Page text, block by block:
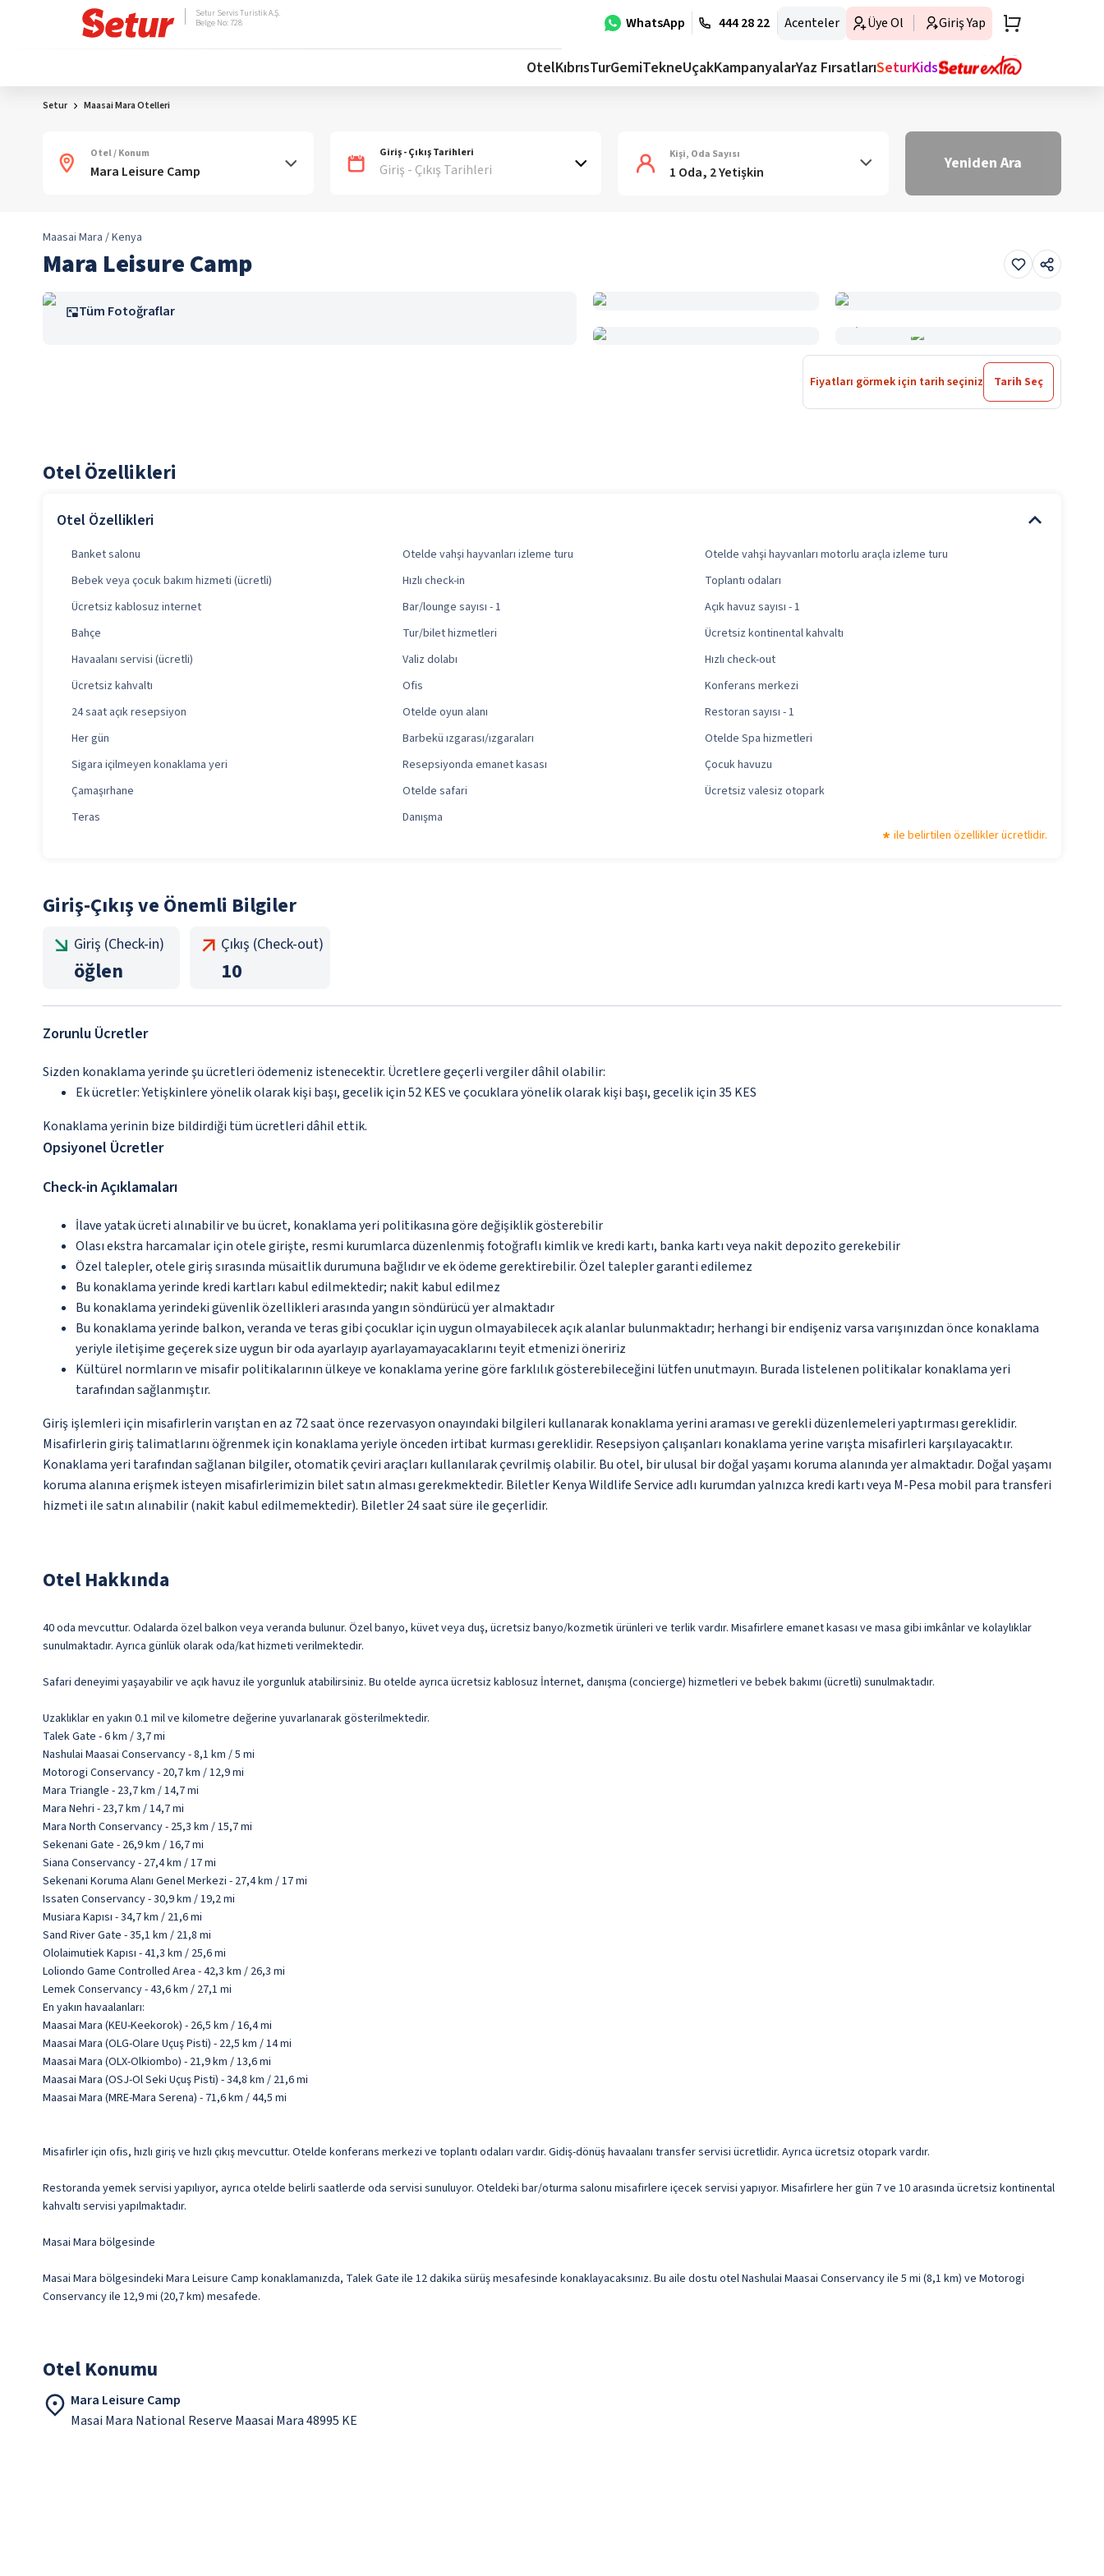
WhatsApp 444 28 22 Acenteler Üye Ol Giriş Yap
Setur Servis Turistik A.Ş.
Belge No: 728
OtelKıbrısTurGemiTekneUçakKampanyalarYaz FırsatlarıSeturKids
Setur Maasai Mara Otelleri
Otel / Konum Giriş - Çıkış Tarihleri
Giriş - Çıkış Tarihleri
Kişi, Oda Sayısı
1 Oda, 2 Yetişkin Yeniden Ara
Maasai Mara / Kenya
Mara Leisure Camp
Tüm Fotoğraflar
Fiyatları görmek için tarih seçiniz Tarih Seç
Otel Özellikleri
Otel Özellikleri
Banket salonu Otelde vahşi hayvanları izleme turu
Otelde vahşi hayvanları motorlu araçla izleme turu
Bebek veya çocuk bakım hizmeti (ücretli)
Hızlı check-in
Toplantı odaları
Ücretsiz kablosuz internet
Bar/lounge sayısı - 1
Açık havuz sayısı - 1
Bahçe
Tur/bilet hizmetleri
Ücretsiz kontinental kahvaltı
Havaalanı servisi (ücretli)
Valiz dolabı
Hızlı check-out
Ücretsiz kahvaltı
Ofis
Konferans merkezi
24 saat açık resepsiyon
Otelde oyun alanı
Restoran sayısı - 1
Her gün
Barbekü ızgarası/ızgaraları
Otelde Spa hizmetleri
Sigara içilmeyen konaklama yeri
Resepsiyonda emanet kasası
Çocuk havuzu
Çamaşırhane
Otelde safari
Ücretsiz valesiz otopark
Teras
Danışma
ile belirtilen özellikler ücretlidir.
Giriş-Çıkış ve Önemli Bilgiler
Giriş (Check-in)
öğlen
Çıkış (Check-out)
10
Zorunlu Ücretler
Sizden konaklama yerinde şu ücretleri ödemeniz istenecektir. Ücretlere geçerli vergiler dâhil olabilir:
Ek ücretler: Yetişkinlere yönelik olarak kişi başı, gecelik için 52 KES ve çocuklara yönelik olarak kişi başı, gecelik için 35 KES
Konaklama yerinin bize bildirdiği tüm ücretleri dâhil ettik.
Opsiyonel Ücretler
Check-in Açıklamaları
İlave yatak ücreti alınabilir ve bu ücret, konaklama yeri politikasına göre değişiklik gösterebilir
Olası ekstra harcamalar için otele girişte, resmi kurumlarca düzenlenmiş fotoğraflı kimlik ve kredi kartı, banka kartı veya nakit depozito gerekebilir
Özel talepler, otele giriş sırasında müsaitlik durumuna bağlıdır ve ek ödeme gerektirebilir. Özel talepler garanti edilemez
Bu konaklama yerinde kredi kartları kabul edilmektedir; nakit kabul edilmez
Bu konaklama yerindeki güvenlik özellikleri arasında yangın söndürücü yer almaktadır
Bu konaklama yerinde balkon, veranda ve teras gibi çocuklar için uygun olmayabilecek açık alanlar bulunmaktadır; herhangi bir endişeniz varsa varışınızdan önce konaklama
yeriyle iletişime geçerek size uygun bir oda ayarlayıp ayarlayamayacaklarını teyit etmenizi öneririz
Kültürel normların ve misafir politikalarının ülkeye ve konaklama yerine göre farklılık gösterebileceğini lütfen unutmayın. Burada listelenen politikalar konaklama yeri
tarafından sağlanmıştır.
Giriş işlemleri için misafirlerin varıştan en az 72 saat önce rezervasyon onayındaki bilgileri kullanarak konaklama yerini araması ve gerekli düzenlemeleri yaptırması gereklidir.
Misafirlerin giriş talimatlarını öğrenmek için konaklama yeriyle önceden irtibat kurması gereklidir. Resepsiyon çalışanları konaklama yerine varışta misafirleri karşılayacaktır.
Konaklama yeri tarafından sağlanan bilgiler, otomatik çeviri araçları kullanılarak çevrilmiş olabilir. Bu otel, bir ulusal bir doğal yaşamı koruma alanında yer almaktadır. Doğal yaşamı
koruma alanına erişmek isteyen misafirlerimizin bilet satın alması gerekmektedir. Biletler Kenya Wildlife Service adlı kurumdan yalnızca kredi kartı veya M-Pesa mobil para transferi
hizmeti ile satın alınabilir (nakit kabul edilmemektedir). Biletler 24 saat süre ile geçerlidir.
Otel Hakkında
40 oda mevcuttur. Odalarda özel balkon veya veranda bulunur. Özel banyo, küvet veya duş, ücretsiz banyo/kozmetik ürünleri ve terlik vardır. Misafirlere emanet kasası ve masa gibi imkânlar ve kolaylıklar
sunulmaktadır. Ayrıca günlük olarak oda/kat hizmeti verilmektedir.
Safari deneyimi yaşayabilir ve açık havuz ile yorgunluk atabilirsiniz. Bu otelde ayrıca ücretsiz kablosuz İnternet, danışma (concierge) hizmetleri ve bebek bakımı (ücretli) sunulmaktadır.
Uzaklıklar en yakın 0.1 mil ve kilometre değerine yuvarlanarak gösterilmektedir.
Talek Gate - 6 km / 3,7 mi
Nashulai Maasai Conservancy - 8,1 km / 5 mi
Motorogi Conservancy - 20,7 km / 12,9 mi
Mara Triangle - 23,7 km / 14,7 mi
Mara Nehri - 23,7 km / 14,7 mi
Mara North Conservancy - 25,3 km / 15,7 mi
Sekenani Gate - 26,9 km / 16,7 mi
Siana Conservancy - 27,4 km / 17 mi
Sekenani Koruma Alanı Genel Merkezi - 27,4 km / 17 mi
Issaten Conservancy - 30,9 km / 19,2 mi
Musiara Kapısı - 34,7 km / 21,6 mi
Sand River Gate - 35,1 km / 21,8 mi
Ololaimutiek Kapısı - 41,3 km / 25,6 mi
Loliondo Game Controlled Area - 42,3 km / 26,3 mi
Lemek Conservancy - 43,6 km / 27,1 mi
En yakın havaalanları:
Maasai Mara (KEU-Keekorok) - 26,5 km / 16,4 mi
Maasai Mara (OLG-Olare Uçuş Pisti) - 22,5 km / 14 mi
Maasai Mara (OLX-Olkiombo) - 21,9 km / 13,6 mi
Maasai Mara (OSJ-Ol Seki Uçuş Pisti) - 34,8 km / 21,6 mi
Maasai Mara (MRE-Mara Serena) - 71,6 km / 44,5 mi
Misafirler için ofis, hızlı giriş ve hızlı çıkış mevcuttur. Otelde konferans merkezi ve toplantı odaları vardır. Gidiş-dönüş havaalanı transfer servisi ücretlidir. Ayrıca ücretsiz otopark vardır.
Restoranda yemek servisi yapılıyor, ayrıca otelde belirli saatlerde oda servisi sunuluyor. Oteldeki bar/oturma salonu misafirlere içecek servisi yapıyor. Misafirlere her gün 7 ve 10 arasında ücretsiz kontinental
kahvaltı servisi yapılmaktadır.
Masai Mara bölgesinde
Masai Mara bölgesindeki Mara Leisure Camp konaklamanızda, Talek Gate ile 12 dakika sürüş mesafesinde konaklayacaksınız. Bu aile dostu otel Nashulai Maasai Conservancy ile 5 mi (8,1 km) ve Motorogi
Conservancy ile 12,9 mi (20,7 km) mesafede.
Otel Konumu
Mara Leisure Camp
Masai Mara National Reserve Maasai Mara 48995 KE